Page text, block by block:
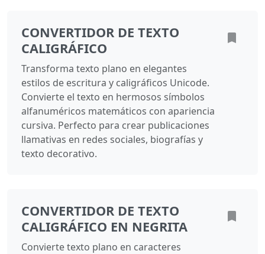
CONVERTIDOR DE TEXTO
CALIGRÁFICO
Transforma texto plano en elegantes
estilos de escritura y caligráficos Unicode.
Convierte el texto en hermosos símbolos
alfanuméricos matemáticos con apariencia
cursiva. Perfecto para crear publicaciones
llamativas en redes sociales, biografías y
texto decorativo.
CONVERTIDOR DE TEXTO
CALIGRÁFICO EN NEGRITA
Convierte texto plano en caracteres